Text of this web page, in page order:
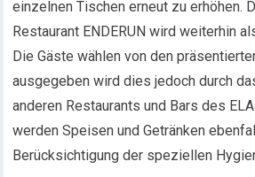
einzelnen Tischen erneut zu erhöhen.
Restaurant ENDERUN wird weiterhin
Die Gäste wählen von den
ausgegeben wird dies jedoch durch
anderen Restaurants und Bars des
werden Speisen und Getränken
Berücksichtigung der speziellen